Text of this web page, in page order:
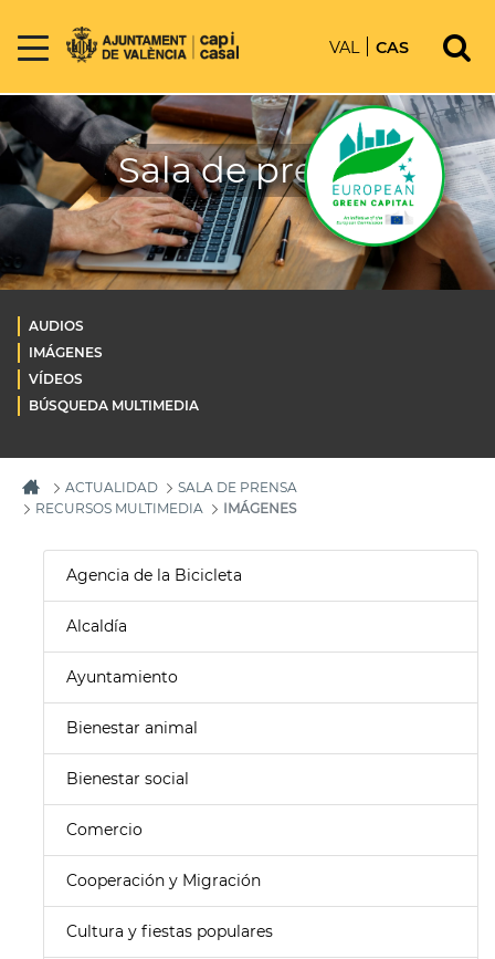
VAL CAS
Sala de prensa
AUDIOS
IMÁGENES
VÍDEOS
BÚSQUEDA MULTIMEDIA
ACTUALIDAD
SALA DE PRENSA
RECURSOS MULTIMEDIA
IMÁGENES
Agencia de la Bicicleta
Alcaldía
Ayuntamiento
Bienestar animal
Bienestar social
Comercio
Cooperación y Migración
Cultura y fiestas populares